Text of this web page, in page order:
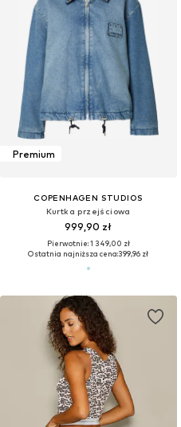
Premium
COPENHAGEN STUDIOS
Kurtka przejściowa
999,90 zł
Pierwotnie: 1 349,00 zł
Ostatnia najniższa cena:399,96 zł